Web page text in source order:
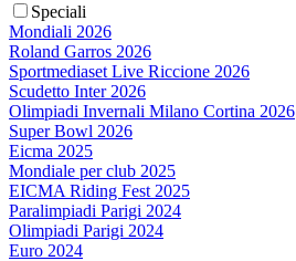
Speciali
Mondiali 2026
Roland Garros 2026
Sportmediaset Live Riccione 2026
Scudetto Inter 2026
Olimpiadi Invernali Milano Cortina 2026
Super Bowl 2026
Eicma 2025
Mondiale per club 2025
EICMA Riding Fest 2025
Paralimpiadi Parigi 2024
Olimpiadi Parigi 2024
Euro 2024